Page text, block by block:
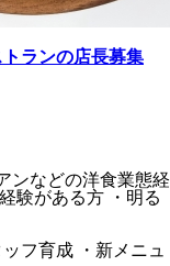
トランの店長募集
ンなどの洋食業態経
験がある方 ・明る
フ育成 ・新メニュ